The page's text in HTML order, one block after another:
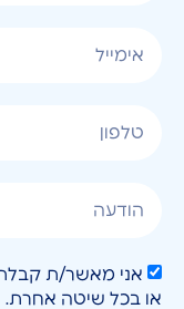
או בכל שיטה אחרת.